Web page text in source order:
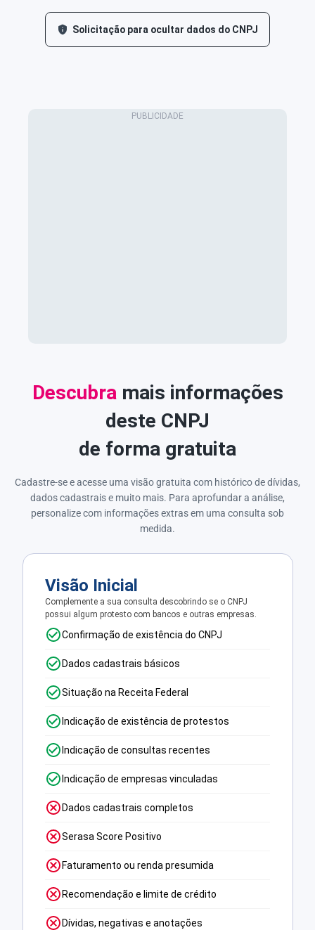
Solicitação para ocultar dados do CNPJ
Descubra mais informações
deste CNPJ
de forma gratuita
Cadastre-se e acesse uma visão gratuita com histórico de dívidas,
dados cadastrais e muito mais. Para aprofundar a análise,
personalize com informações extras em uma consulta sob
medida.
Visão Inicial
Complemente a sua consulta descobrindo se o CNPJ
possui algum protesto com bancos e outras empresas.
Confirmação de existência do CNPJ
Dados cadastrais básicos
Situação na Receita Federal
Indicação de existência de protestos
Indicação de consultas recentes
Indicação de empresas vinculadas
Dados cadastrais completos
Serasa Score Positivo
Faturamento ou renda presumida
Recomendação e limite de crédito
Dívidas, negativas e anotações